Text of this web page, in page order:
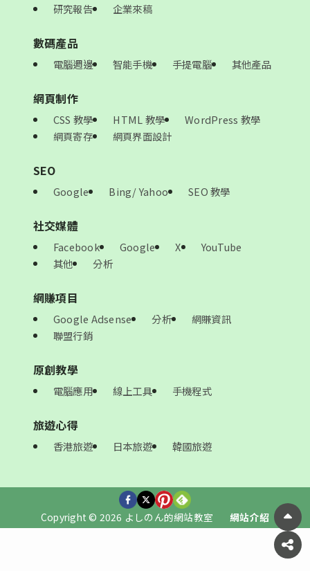
研究報告
企業來稿
數碼產品
電腦週邊 智能手機 手提電腦 其他產品
網頁制作
CSS 教學 HTML 教學
WordPress 教學
網頁寄存
網頁界面設計
SEO
Google Bing/ Yahoo SEO 教學
社交媒體
Facebook Google X
YouTube
其他
分析
網賺項目
Google Adsense 分析
網賺資訊
聯盟行銷
原創教學
電腦應用 線上工具 手機程式
旅遊心得
香港旅遊 日本旅遊 韓國旅遊
Copyright © 2026 よしのん的網站教室 網站介紹